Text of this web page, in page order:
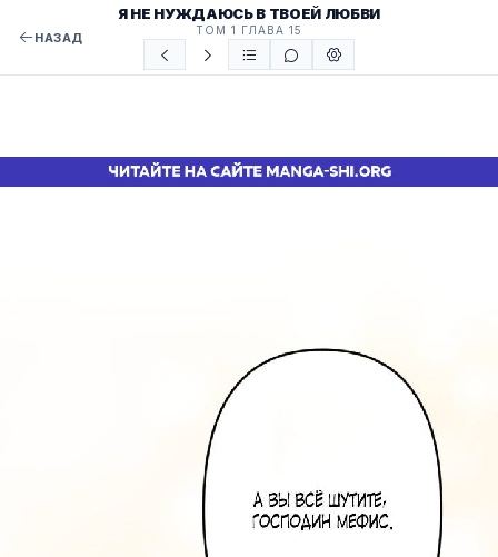
НАЗАД
Я НЕ НУЖДАЮСЬ В ТВОЕЙ ЛЮБВИ
ТОМ 1 ГЛАВА 15